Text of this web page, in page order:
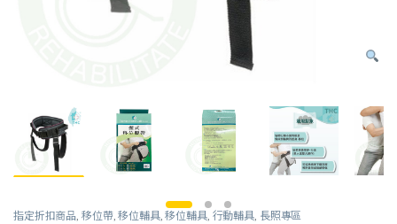
指定折扣商品, 移位帶,移位輔具,移位輔具, 行動輔具, 長照專區